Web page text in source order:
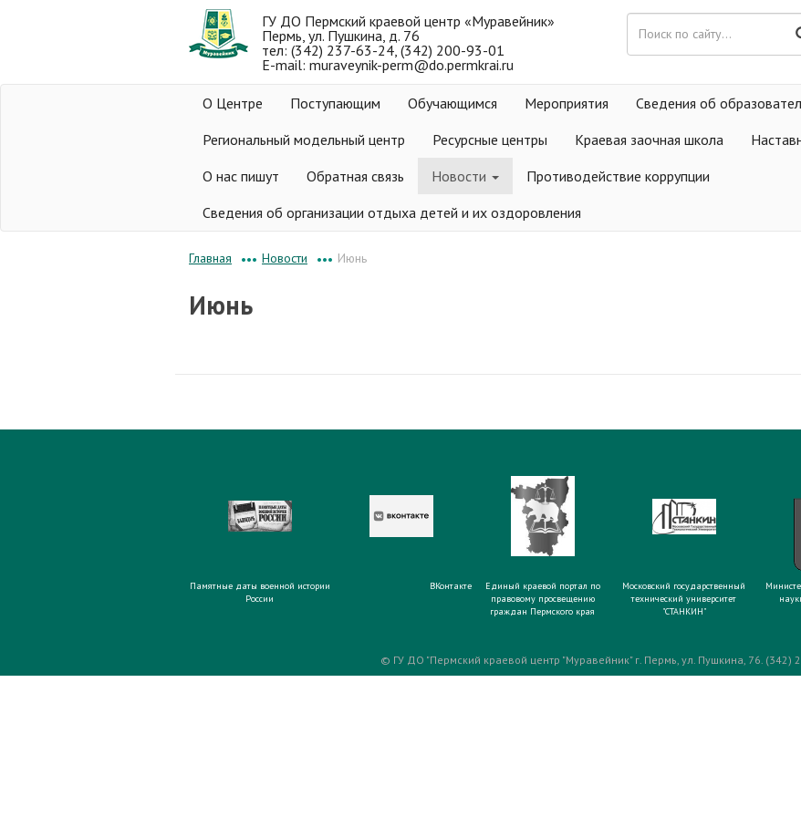
ГУ ДО Пермский краевой центр «Муравейник»
Пермь, ул. Пушкина, д. 76
тел: (342) 237-63-24, (342) 200-93-01
E-mail: muraveynik-perm@do.permkrai.ru
О Центре Поступающим Обучающимся Мероприятия
Сведения об
Региональный модельный центр
Ресурсные центры Краевая заочная школа
О нас пишут
Обратная связь Новости
Противодействие коррупции
Сведения об организации отдыха детей и их оздоровления
Главная ••• Новости ••• Июнь
Июнь
Памятные даты военной истории
России
ВКонтакте
Единый краевой портал по
правовому просвещению
граждан Пермского края
Московский государственный
технический университет
"СТАНКИН"
© ГУ ДО "Пермский краевой центр "Муравейник" г. Пермь, ул. Пушкина, 76. (342)